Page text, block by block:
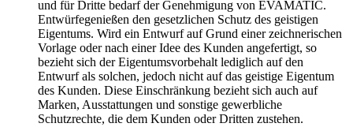
und für Dritte bedarf der Genehmigung von EVAMATIC.
Entwürfegenießen den gesetzlichen Schutz des geistigen
Eigentums. Wird ein Entwurf auf Grund einer zeichnerischen
Vorlage oder nach einer Idee des Kunden angefertigt, so
bezieht sich der Eigentumsvorbehalt lediglich auf den
Entwurf als solchen, jedoch nicht auf das geistige Eigentum
des Kunden. Diese Einschränkung bezieht sich auch auf
Marken, Ausstattungen und sonstige gewerbliche
Schutzrechte, die dem Kunden oder Dritten zustehen.